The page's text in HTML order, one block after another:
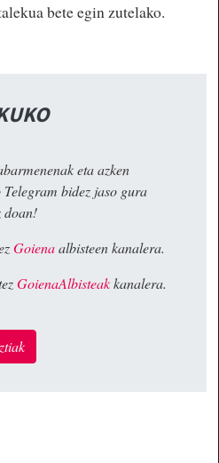
bete egin zutelako.
eta azken
bidez jaso gura
doan!
Goienaalbisteen kanalera.
GoienaAlbisteakkanalera.